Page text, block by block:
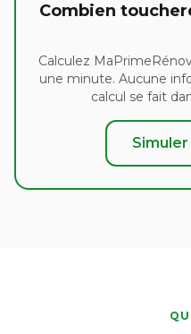
Combien
Calculez
une minute. Aucune
calcul se fait